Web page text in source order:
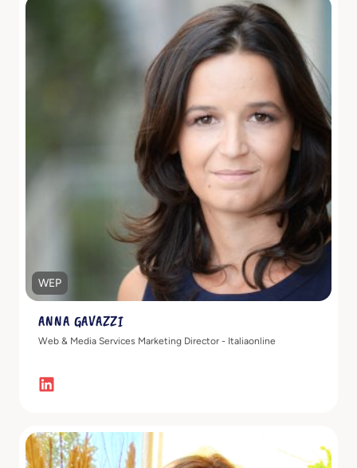
Scopri di più
WEP
ANNA GAVAZZI
Web & Media Services Marketing Director - Italiaonline